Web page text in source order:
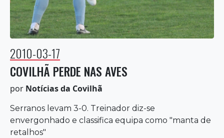
2010-03-17
COVILHÃ PERDE NAS AVES
por Notícias da Covilhã
Serranos levam 3-0. Treinador diz-se
envergonhado e classifica equipa como "manta de
retalhos"